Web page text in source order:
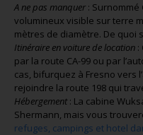
A ne pas manquer : Surnommé
volumineux visible sur terre
mètres de diamètre. De
Itinéraire en voiture de location :
par la route CA-99 ou par
cas, bifurquez à Fresno vers
rejoindre la route 198 qui
Hébergement: La cabine
Shermann, mais vous
refuges, campings et hotel